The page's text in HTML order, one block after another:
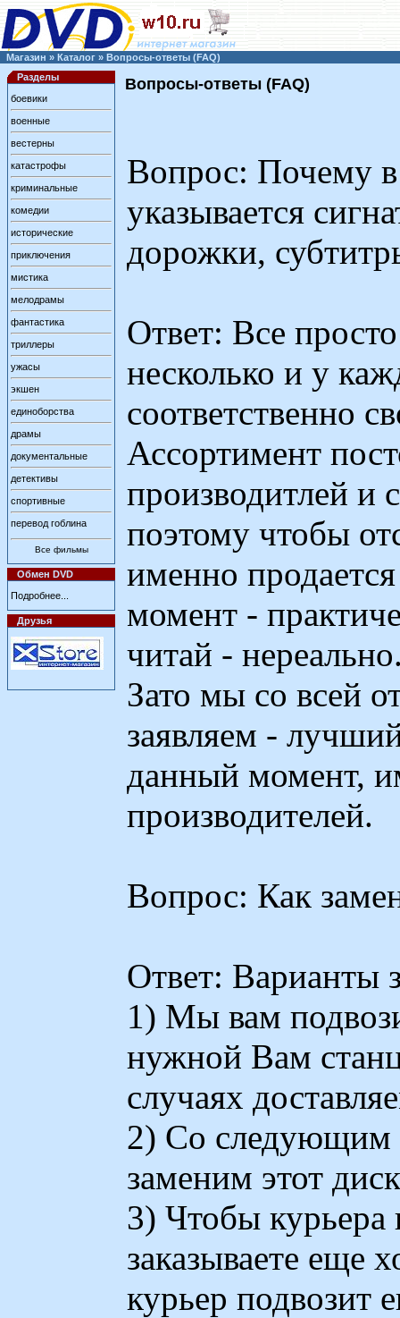
Магазин » Каталог » Вопросы-ответы (FAQ)
Разделы
боевики
военные
вестерны
катастрофы
криминальные
комедии
исторические
приключения
мистика
мелодрамы
фантастика
триллеры
ужасы
экшен
единоборства
драмы
документальные
детективы
спортивные
перевод гоблина
Все фильмы
Обмен DVD
Подробнее...
Друзья
Вопросы-ответы (FAQ)
Вопрос: Почему в
указывается
дорожки,
Ответ: Все
несколько и у
соответственно
Ассортимент
производитлей и
поэтому чтобы
именно
момент -
читай -
Зато мы со всей
заявляем -
данный момент,
производителей.
Вопрос: Как
Ответ: Варианты
1) Мы вам
нужной Вам
случаях
2) Со следующим
заменим этот
3) Чтобы курьера
заказываете еще
курьер подвозит